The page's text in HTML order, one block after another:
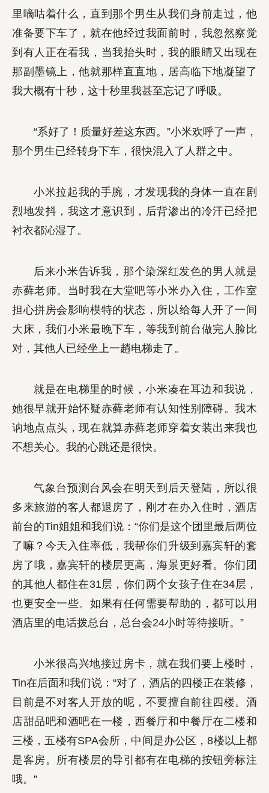
里嘀咕着什么，直到那个男生从我们身前走过，他
准备要下车了，就在他经过我面前时，我忽然察觉
到有人正在看我，当我抬头时，我的眼睛又出现在
那副墨镜上，他就那样直直地，居高临下地凝望了
我大概有十秒，这十秒里我甚至忘记了呼吸。
“系好了！质量好差这东西。”小米欢呼了一声，
那个男生已经转身下车，很快混入了人群之中。
小米拉起我的手腕，才发现我的身体一直在剧
烈地发抖，我这才意识到，后背渗出的冷汗已经把
衬衣都沁湿了。
后来小米告诉我，那个染深红发色的男人就是
赤藓老师。当时我在大堂吧等小米办入住，工作室
担心拼房会影响模特的状态，所以给每人开了一间
大床，我们小米最晚下车，等我到前台做完人脸比
对，其他人已经坐上一趟电梯走了。
就是在电梯里的时候，小米凑在耳边和我说，
她很早就开始怀疑赤藓老师有认知性别障碍。我木
讷地点点头，现在就算赤藓老师穿着女装出来我也
不想关心。我的心跳还是很快。
气象台预测台风会在明天到后天登陆，所以很
多来旅游的客人都退房了，刚才在办入住时，酒店
前台的Tin姐姐和我们说：“你们是这个团里最后两位
了嘛？今天入住率低，我帮你们升级到嘉宾轩的套
房了哦，嘉宾轩的楼层更高，海景更好看。你们团
的其他人都住在31层，你们两个女孩子住在34层，
也更安全一些。如果有任何需要帮助的，都可以用
酒店里的电话拨总台，总台会24小时等待接听。”
小米很高兴地接过房卡，就在我们要上楼时，
Tin在后面和我们说：“对了，酒店的四楼正在装修，
目前是不对客人开放的呢，不要擅自前往四楼。酒
店甜品吧和酒吧在一楼，西餐厅和中餐厅在二楼和
三楼，五楼有SPA会所，中间是办公区，8楼以上都
是客房。所有楼层的导引都有在电梯的按钮旁标注
哦。”